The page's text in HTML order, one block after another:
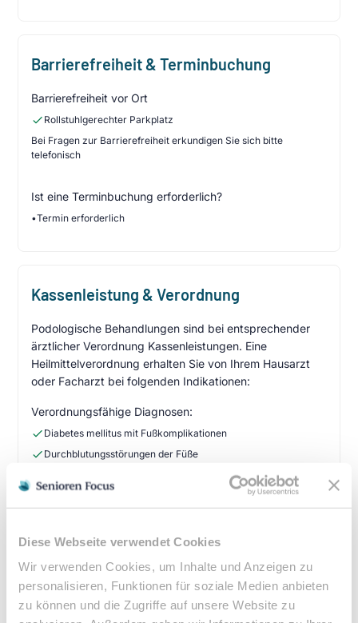
Diese Webseite verwendet Cookies
Wir verwenden Cookies, um Inhalte und Anzeigen zu
personalisieren, Funktionen für soziale Medien anbieten
zu können und die Zugriffe auf unsere Website zu
Barrierefreiheit & Terminbuchung
Barrierefreiheit vor Ort
Rollstuhlgerechter Parkplatz
Bei Fragen zur Barrierefreiheit erkundigen Sie sich bitte
telefonisch
Ist eine Terminbuchung erforderlich?
•Termin erforderlich
Kassenleistung & Verordnung
Podologische Behandlungen sind bei entsprechender
ärztlicher Verordnung Kassenleistungen. Eine
Heilmittelverordnung erhalten Sie von Ihrem Hausarzt
oder Facharzt bei folgenden Indikationen:
Verordnungsfähige Diagnosen:
Diabetes mellitus mit Fußkomplikationen
Durchblutungsstörungen der Füße
Zuzahlung & Kosten:
Befreiung bei chronischen Erkrankungen möglich
•Privatleistungen nach individueller Vereinbarung